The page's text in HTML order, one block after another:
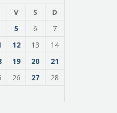
V S
D
5 6
7
12 13
14
19 20
21
26 27
28